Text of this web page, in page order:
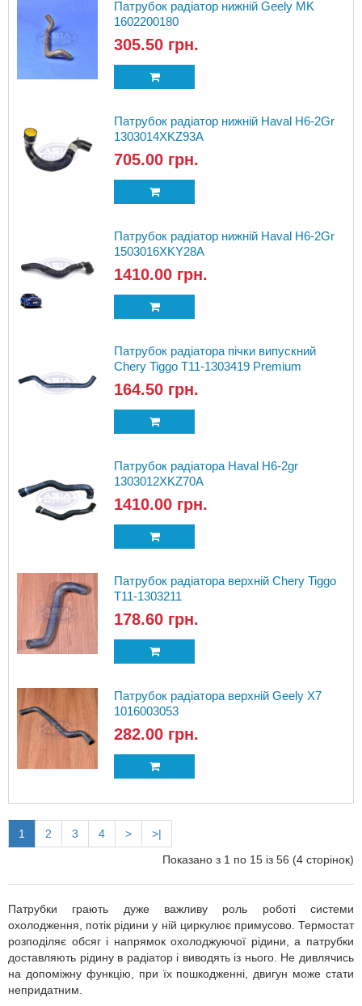
Патрубок радіатор нижній Geely MK
1602200180
305.50 грн.
Патрубок радіатор нижній Haval H6-2Gr
1303014XKZ93A
705.00 грн.
Патрубок радіатор нижній Haval H6-2Gr
1503016XKY28A
1410.00 грн.
Патрубок радіатора пічки випускний
Chery Tiggo T11-1303419 Premium
164.50 грн.
Патрубок радіатора Haval H6-2gr
1303012XKZ70A
1410.00 грн.
Патрубок радіатора верхній Chery Tiggo
T11-1303211
178.60 грн.
Патрубок радіатора верхній Geely X7
1016003053
282.00 грн.
1 2 3 4 >
>|
Показано з 1 по 15 із 56 (4 сторінок)
Патрубки грають дуже важливу роль роботі системи
охолодження, потік рідини у ній циркулює примусово. Термостат
розподіляє обсяг і напрямок охолоджуючої рідини, а патрубки
доставляють рідину в радіатор і виводять із нього. Не дивлячись
на допоміжну функцію, при їх пошкодженні, двигун може стати
непридатним.